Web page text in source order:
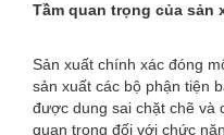
Tầm quan trọng của sản
Sản xuất chính xác đóng
sản xuất các bộ phận tiện
được dung sai chặt chẽ và
quan trọng đối với chức